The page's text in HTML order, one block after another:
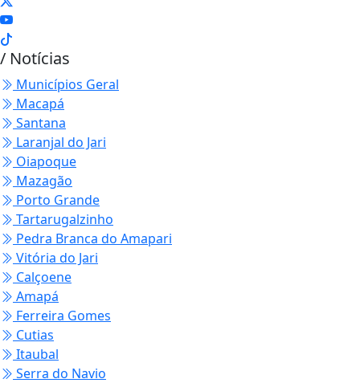
/ Notícias
Municípios Geral
Macapá
Santana
Laranjal do Jari
Oiapoque
Mazagão
Porto Grande
Tartarugalzinho
Pedra Branca do Amapari
Vitória do Jari
Calçoene
Amapá
Ferreira Gomes
Cutias
Itaubal
Serra do Navio